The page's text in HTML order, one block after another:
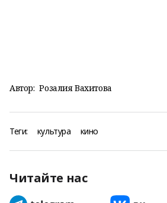
Автор: Розалия Вахитова
Теги: культура кино
Читайте нас